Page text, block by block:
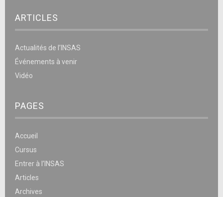
ARTICLES
Actualités de l’INSAS
Événements à venir
Vidéo
PAGES
Accueil
Cursus
Entrer à l’INSAS
Articles
Archives